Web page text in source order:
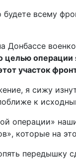
всему
целью
участок
я сижу
к
операции»
которые на
передышку